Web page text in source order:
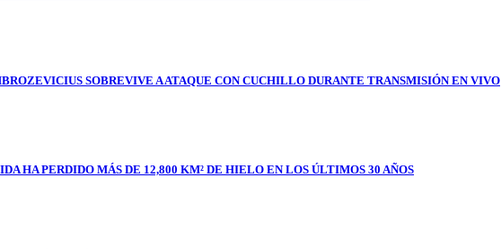
SOBREVIVE A ATAQUE CON CUCHILLO DURANTE TRANSMISIÓN EN VIVO
HA PERDIDO MÁS DE 12,800 KM² DE HIELO EN LOS ÚLTIMOS 30 AÑOS